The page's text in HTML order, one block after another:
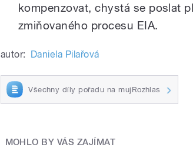
kompenzovat, chystá se poslat
zmiňovaného procesu EIA.
autor: Daniela Pilařová
Všechny díly pořadu na mujRozhlas
MOHLO BY VÁS ZAJÍMAT